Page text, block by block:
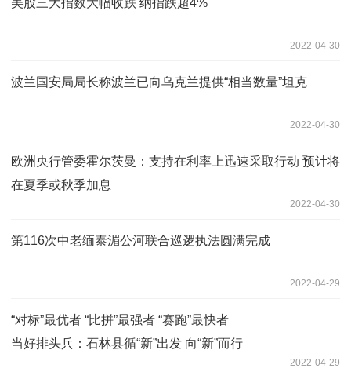
2022-04-30
波兰国安局局长称波兰已向乌克兰提供“相当数量”坦克
2022-04-30
欧洲央行管委霍尔茨曼：支持在利率上迅速采取行动 预计将
在夏季或秋季加息
2022-04-30
第116次中老缅泰湄公河联合巡逻执法圆满完成
2022-04-29
“对标”最优者 “比拼”最强者 “赛跑”最快者
当好排头兵：石林县循“新”出发 向“新”而行
2022-04-29